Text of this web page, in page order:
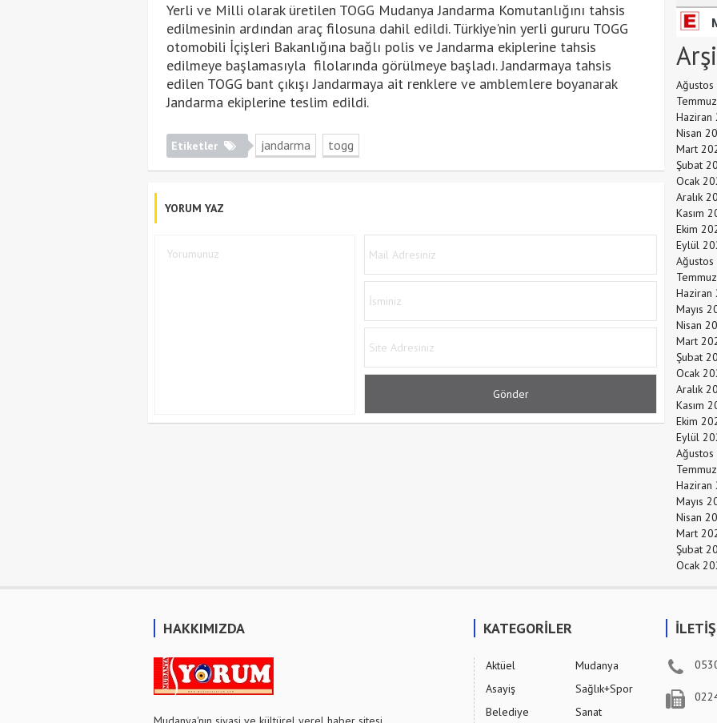
Yerli ve Milli olarak üretilen TOGG Mudanya Jandarma Komutanlığını tahsis
edilmesinin ardından araç filosuna dahil edildi. Türkiye'nin yerli gururu TOGG
otomobili İçişleri Bakanlığına bağlı polis ve Jandarma ekiplerine tahsis
edilmeye başlamasıyla filolarında görülmeye başladı. Jandarmaya tahsis
edilen TOGG bant çıkışı Jandarmaya ait renklere ve amblemlere boyanarak
Jandarma ekiplerine teslim edildi.
Etiketler jandarma togg
YORUM YAZ
Haziran
Nisan
Mart
Şubat
Ocak
Aralık
Kasım
Ekim
Eylül
Haziran
Mayıs
Nisan
Mart
Şubat
Ocak
Aralık
Kasım
Ekim
Eylül
Haziran
Mayıs
Nisan
Mart
Şubat
Ocak
HAKKIMIZDA KATEGORİLER
Aktüel
Asayiş
Belediye
Mudanya
Sağlık+Spor
Sanat